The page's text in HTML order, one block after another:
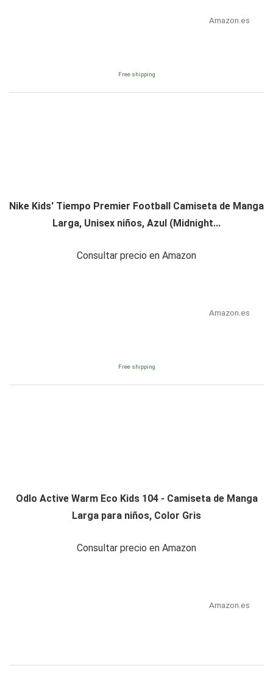
Amazon.es
Free shipping
Nike Kids' Tiempo Premier Football Camiseta de Manga
Larga, Unisex niños, Azul (Midnight...
Consultar precio en Amazon
Amazon.es
Free shipping
Odlo Active Warm Eco Kids 104 - Camiseta de Manga
Larga para niños, Color Gris
Consultar precio en Amazon
Amazon.es